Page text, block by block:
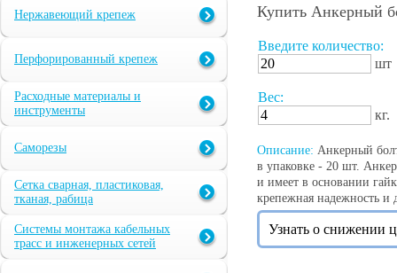
Нержавеющий крепеж
Перфорированный крепеж
Расходные материалы и
инструменты
Саморезы
Сетка сварная, пластиковая,
тканая, рабица
Системы монтажа кабельных
трасс и инженерных сетей
Купить Анкерный
Введите количество:
шт
Вес:
кг.
Описание: Анкерный
в упаковке - 20 шт.
и имеет в основании
крепежная надежность и
Узнать о снижении